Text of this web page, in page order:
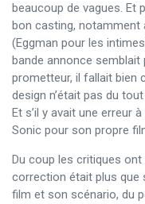
beaucoup de vagues. Et
bon casting, notamment
(Eggman pour les
bande annonce
prometteur, il fallait bien
design n’était pas du
Et s’il y avait une erreur
Sonic pour son propre
Du coup les critiques
correction était plus que
film et son scénario, du